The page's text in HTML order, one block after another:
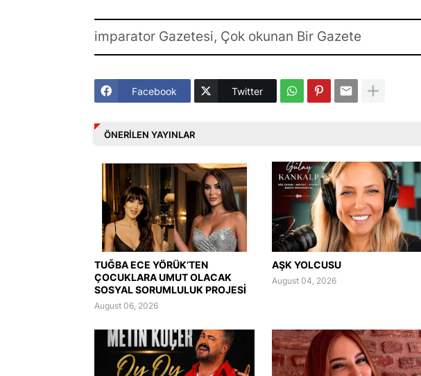
imparator Gazetesi, Çok okunan Bir Gazete
Facebook Twitter
ÖNERILEN YAYINLAR
TUĞBA ECE YÖRÜK’TEN
ÇOCUKLARA UMUT OLACAK
SOSYAL SORUMLULUK PROJESİ
August 06, 2026
AŞK YOLCUSU
August 04, 2026